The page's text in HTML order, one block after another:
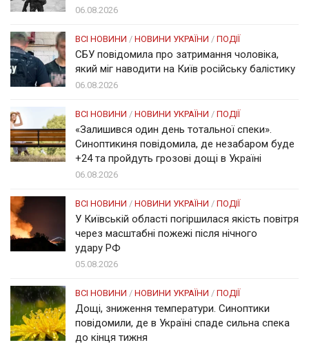
06.08.2026
ВСІ НОВИНИ / НОВИНИ УКРАЇНИ / ПОДІЇ
СБУ повідомила про затримання чоловіка,
який міг наводити на Київ російську балістику
06.08.2026
ВСІ НОВИНИ / НОВИНИ УКРАЇНИ / ПОДІЇ
«Залишився один день тотальної спеки».
Синоптикиня повідомила, де незабаром буде
+24 та пройдуть грозові дощі в Україні
06.08.2026
ВСІ НОВИНИ / НОВИНИ УКРАЇНИ / ПОДІЇ
У Київській області погіршилася якість повітря
через масштабні пожежі після нічного
удару РФ
05.08.2026
ВСІ НОВИНИ / НОВИНИ УКРАЇНИ / ПОДІЇ
Дощі, зниження температури. Синоптики
повідомили, де в Україні спаде сильна спека
до кінця тижня